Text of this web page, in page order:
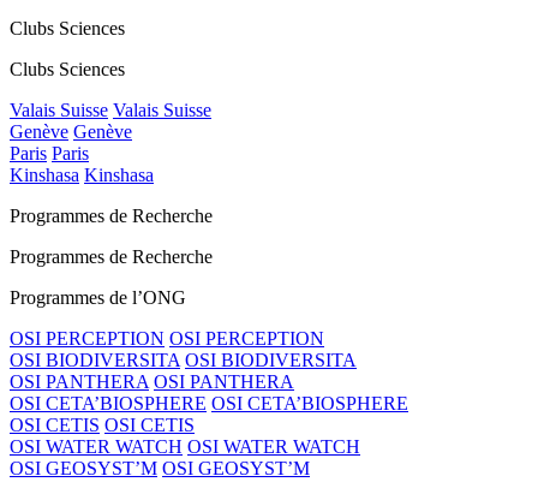
Clubs Sciences
Clubs Sciences
Valais Suisse Valais Suisse
Genève Genève
Paris Paris
Kinshasa Kinshasa
Programmes de Recherche
Programmes de Recherche
Programmes de l’ONG
OSI PERCEPTION OSI PERCEPTION
OSI BIODIVERSITA OSI BIODIVERSITA
OSI PANTHERA OSI PANTHERA
OSI CETA’BIOSPHERE OSI CETA’BIOSPHERE
OSI CETIS OSI CETIS
OSI WATER WATCH OSI WATER WATCH
OSI GEOSYST’M OSI GEOSYST’M